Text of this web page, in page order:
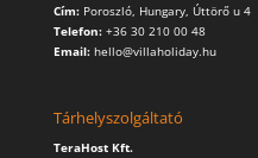
Cím: Poroszló, Hungary, Úttörő u 4
Telefon: +36 30 210 00 48
Email: hello@villaholiday.hu
Tárhelyszolgáltató
TeraHost Kft.